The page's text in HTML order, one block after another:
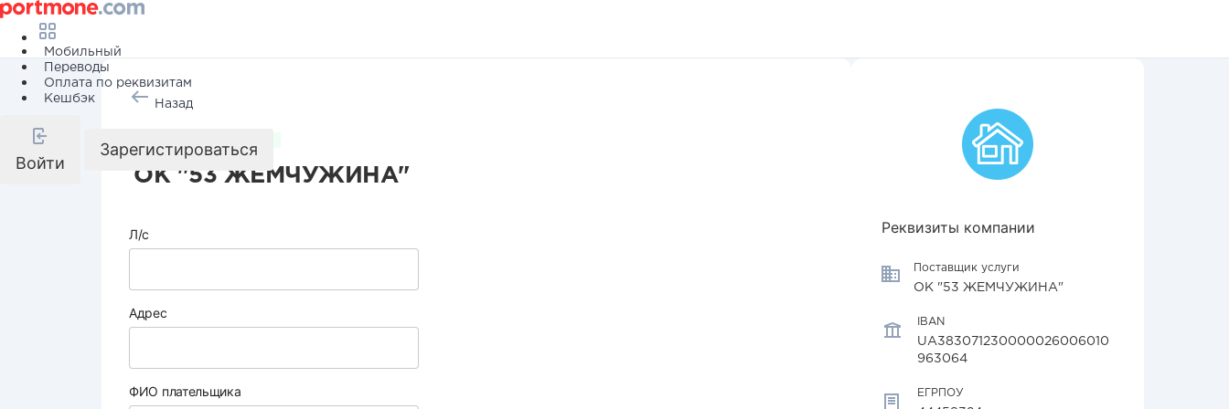
Мобильный
Переводы
Оплата по реквизитам
Кешбэк
Войти
Зарегистироваться
Назад
ОК "53 ЖЕМЧУЖИНА"
Л/с
Адрес
ФИО плательщика
Реквизиты компании
Поставщик услуги
ОК "53 ЖЕМЧУЖИНА"
IBAN
UA383071230000026006010
963064
ЕГРПОУ